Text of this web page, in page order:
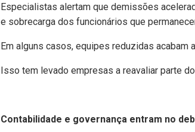
Especialistas alertam que demissões
e sobrecarga dos funcionários que
Em alguns casos, equipes reduzidas acabam
Isso tem levado empresas a reavaliar parte
Contabilidade e governança entram no